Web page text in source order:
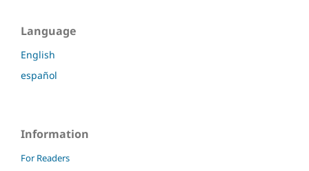
Language
English
español
Information
For Readers